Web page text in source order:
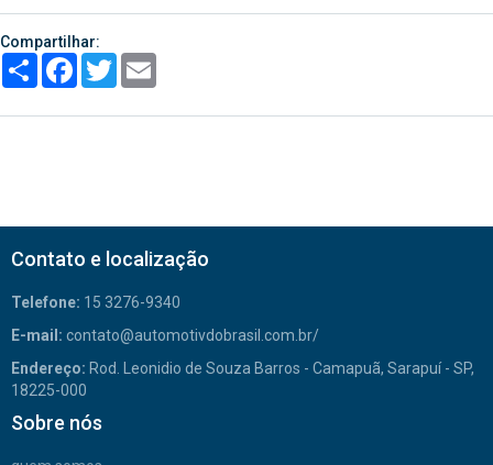
Compartilhar:
Share Facebook
Twitter
Contato e localização
Telefone: 15 3276-9340
E-mail: contato@automotivdobrasil.com.br/
Endereço: Rod. Leonidio de Souza Barros - Camapuã, Sarapuí - SP,
18225-000
Sobre nós